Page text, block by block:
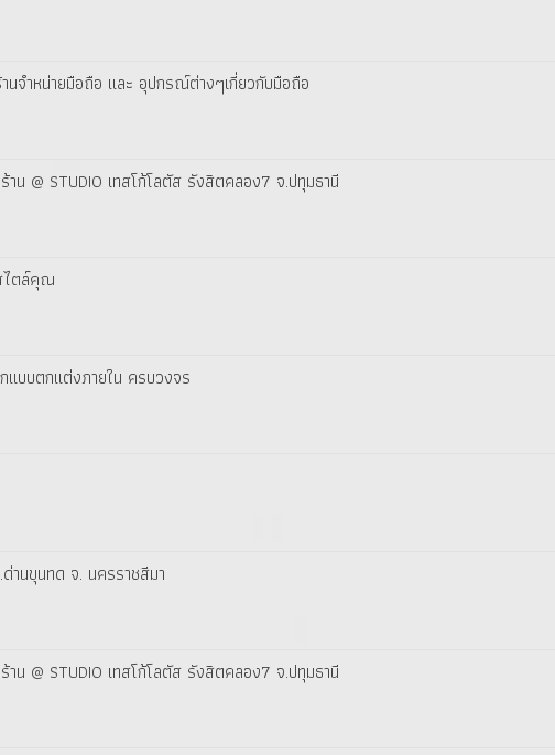
นจำหน่ายมือถือ และ อุปกรณ์ต่างๆเกี่ยวกับมือถือ
น @ STUDIO เทสโก้โลตัส รังสิตคลอง7 จ.ปทุมธานี
ไตล์คุณ
บบตกแต่งภายใน ครบวงจร
านขุนทด จ. นครราชสีมา
น @ STUDIO เทสโก้โลตัส รังสิตคลอง7 จ.ปทุมธานี